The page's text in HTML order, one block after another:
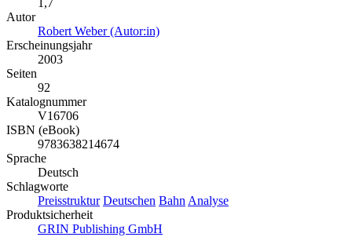
1,7
Autor
Robert Weber (Autor:in)
Erscheinungsjahr
2003
Seiten
92
Katalognummer
V16706
ISBN (eBook)
9783638214674
Sprache
Deutsch
Schlagworte
Preisstruktur Deutschen Bahn Analyse
Produktsicherheit
GRIN Publishing GmbH